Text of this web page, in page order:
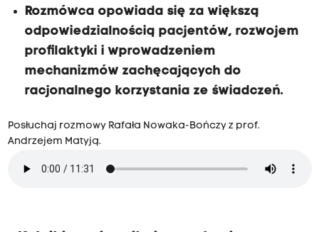
Rozmówca opowiada się za większą
odpowiedzialnością pacjentów, rozwojem
profilaktyki i wprowadzeniem
mechanizmów zachęcających do
racjonalnego korzystania ze świadczeń.
Posłuchaj rozmowy Rafała Nowaka-Bończy z prof.
Andrzejem Matyją.